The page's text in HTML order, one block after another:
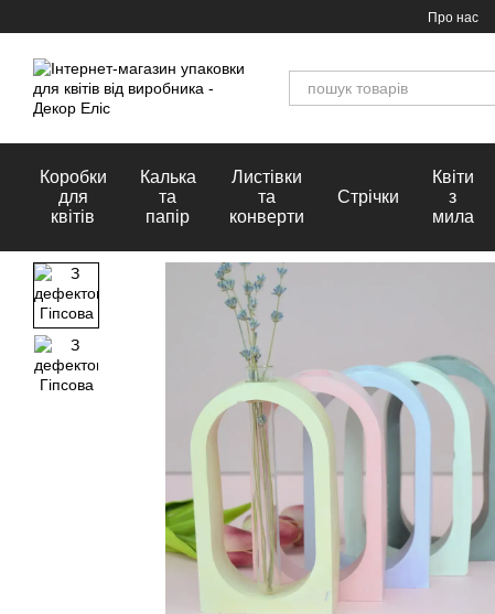
Про нас
Коробки
для
квітів
Калька
та
папір
Листівки
та
конверти
Стрічки
Квіти
з
мила